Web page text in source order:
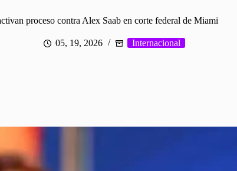
proceso contra Alex Saab en corte federal de Miami
05, 19, 2026 Internacional